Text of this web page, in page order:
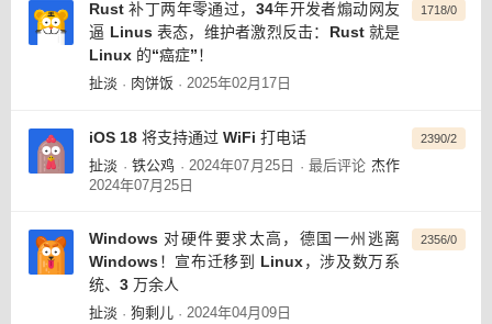
Rust 补丁两年零通过，34年开发者煽动网友
逼 Linus 表态，维护者激烈反击：Rust 就是
Linux 的“癌症”！
扯淡 · 肉饼饭 · 2025年02月17日
1718/0
iOS 18 将支持通过 WiFi 打电话
扯淡 · 铁公鸡 · 2024年07月25日 · 最后评论 杰作
2024年07月25日
2390/2
Windows 对硬件要求太高，德国一州逃离
Windows！宣布迁移到 Linux，涉及数万系
统、3 万余人
扯淡 · 狗剩儿 · 2024年04月09日
2356/0